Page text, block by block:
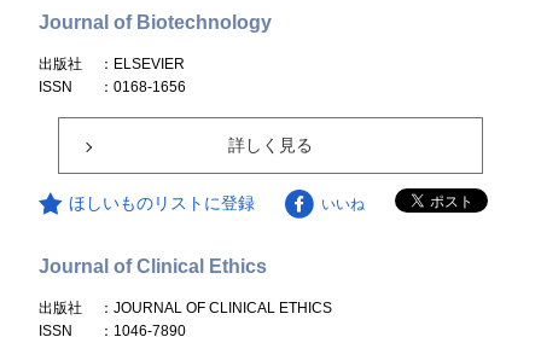
Journal of Biotechnology
出版社
：ELSEVIER
ISSN
：0168-1656
詳しく見る
ほしいものリストに登録 いいね
Journal of Clinical Ethics
出版社
：JOURNAL OF CLINICAL ETHICS
ISSN
：1046-7890